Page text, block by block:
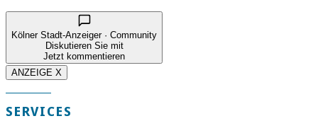
Kölner Stadt-Anzeiger · Community
Diskutieren Sie mit
Jetzt kommentieren
ANZEIGE X
SERVICES